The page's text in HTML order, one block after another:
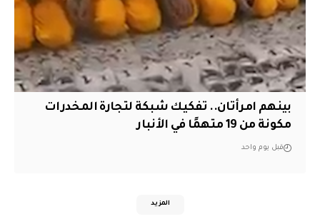
بينهم امرأتان.. تفكيك شبكة لتجارة المخدرات
مكونة من 19 متهمًا في الأنبار
قبل يوم واحد
المزيد